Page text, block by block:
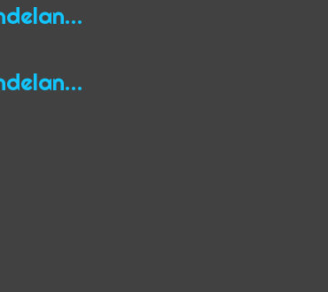
Yoga à Mondelange depuis 2013
Yoga à Mondelange Saison 2026/2027